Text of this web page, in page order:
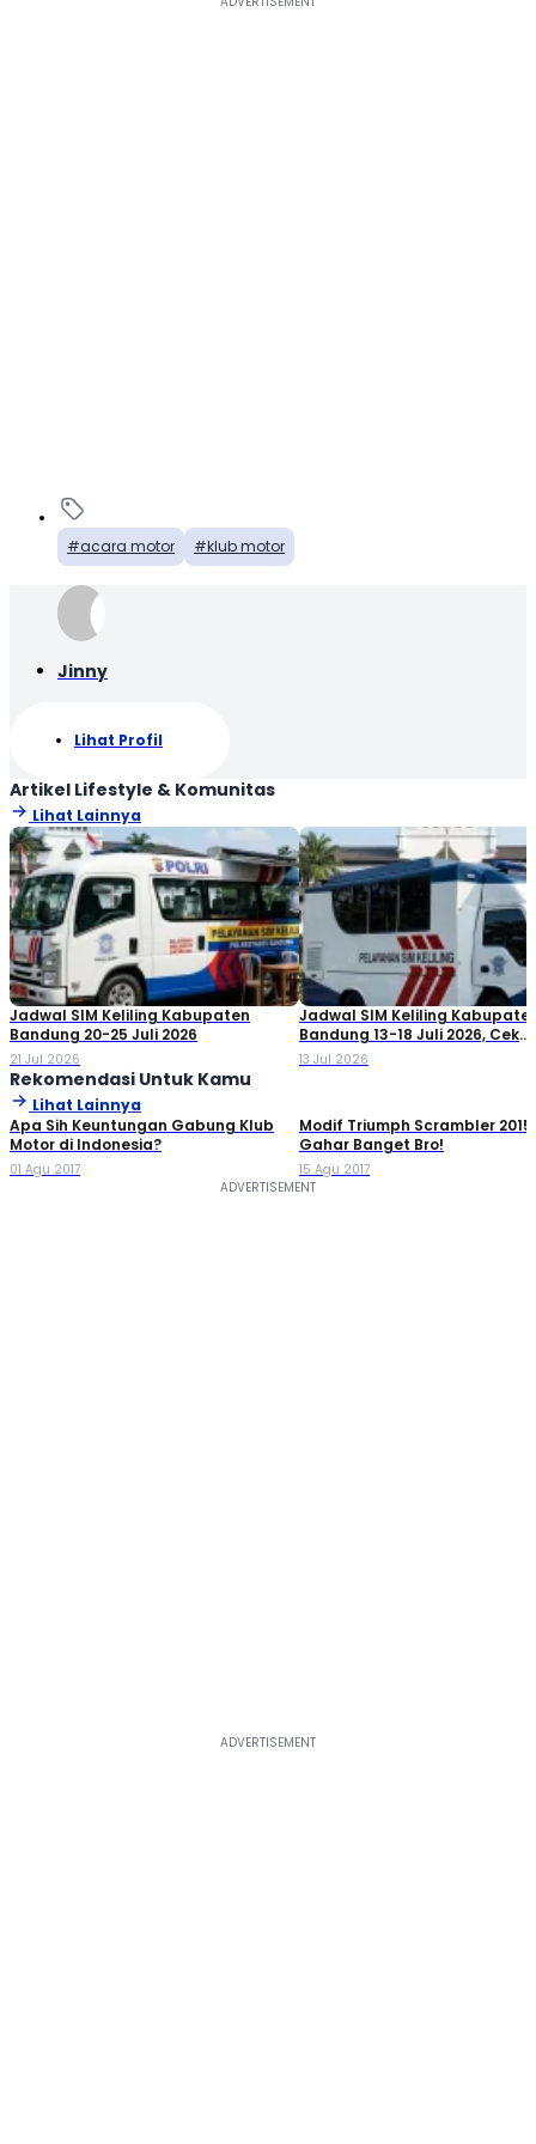
acara motor klub motor
Jinny
Lihat Profil
Artikel Lifestyle & Komunitas
Lihat Lainnya
Jadwal SIM Keliling Kabupaten
Bandung 20-25 Juli 2026
21 Jul 2026
Jadwal SIM Keliling
Bandung 13-18 Juli 2026, Cek
Lokasinya!
13 Jul 2026
Rekomendasi Untuk Kamu
Lihat Lainnya
Apa Sih Keuntungan Gabung Klub
Motor di Indonesia?
01 Agu 2017
Modif Triumph Scrambler 2015,
Gahar Banget Bro!
15 Agu 2017